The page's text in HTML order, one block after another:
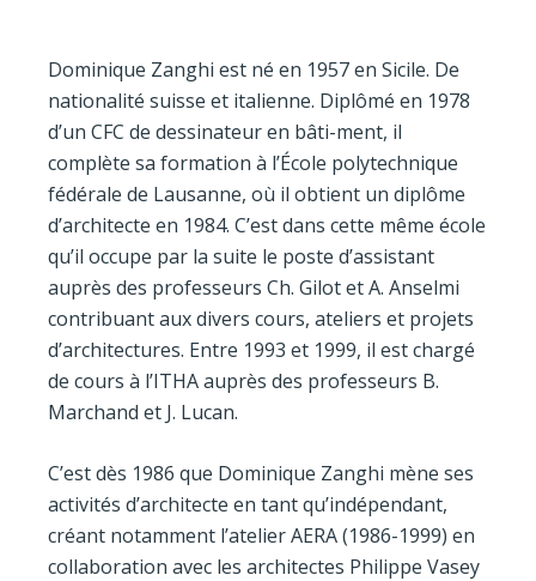
Dominique Zanghi est né en 1957 en Sicile. De
nationalité suisse et italienne. Diplômé en 1978
d’un CFC de dessinateur en bâti-ment, il
complète sa formation à l’École polytechnique
fédérale de Lausanne, où il obtient un diplôme
d’architecte en 1984. C’est dans cette même école
qu’il occupe par la suite le poste d’assistant
auprès des professeurs Ch. Gilot et A. Anselmi
contribuant aux divers cours, ateliers et projets
d’architectures. Entre 1993 et 1999, il est chargé
de cours à l’ITHA auprès des professeurs B.
Marchand et J. Lucan.
C’est dès 1986 que Dominique Zanghi mène ses
activités d’architecte en tant qu’indépendant,
créant notamment l’atelier AERA (1986-1999) en
collaboration avec les architectes Philippe Vasey